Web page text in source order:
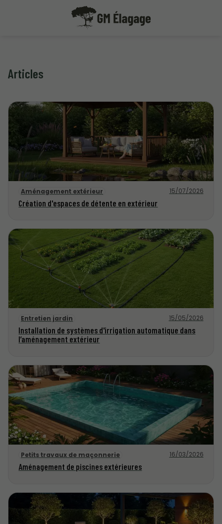
Articles
Aménagement extérieur 15/07/2026
Création d'espaces de détente en extérieur
Entretien jardin 15/05/2026
Installation de systèmes d'irrigation automatique dans
l’aménagement extérieur
Petits travaux de maçonnerie 16/03/2026
Aménagement de piscines extérieures